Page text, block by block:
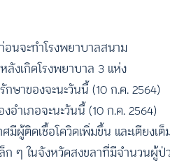
อนจะทำโรงพยาบาลสนาม
ลังเกิดโรงพยาบาล 3 แห่ง
ษาของจะนะวันนี้ (10 ก.ค. 2564)
อำเภอจะนะวันนี้ (10 ก.ค. 2564)
มีผู้ติดเชื้อโควิดเพิ่มขึ้น และเตีย
ล็ก ๆ ในจังหวัดสงขลาที่มีจำนวน